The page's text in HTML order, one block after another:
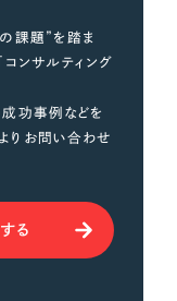
課題”を踏ま
ンサルティング
功事例などを
りお問い合わせ
る